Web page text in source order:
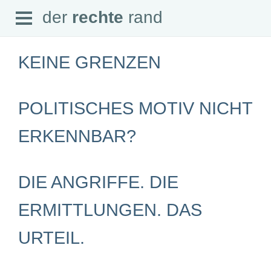
der rechte rand
SEITEN
Home
Audio
Abonnement
Impressum
SCHWERPUNKTE
Open
Menu
der rechte rand
KEINE GRENZEN
POLITISCHES MOTIV NICHT
ERKENNBAR?
DIE ANGRIFFE. DIE
ERMITTLUNGEN. DAS
URTEIL.